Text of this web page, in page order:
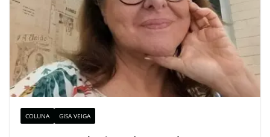
COLUNA GISA VEIGA